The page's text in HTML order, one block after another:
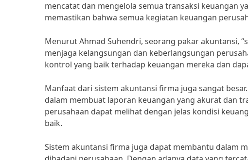
mencatat dan mengelola semua transaksi keuangan
memastikan bahwa semua kegiatan keuangan
Menurut Ahmad Suhendri, seorang pakar akuntansi,
menjaga kelangsungan dan keberlangsungan
kontrol yang baik terhadap keuangan mereka dan
Manfaat dari sistem akuntansi firma juga sangat
dalam membuat laporan keuangan yang akurat dan
perusahaan dapat melihat dengan jelas kondisi
baik.
Sistem akuntansi firma juga dapat membantu dalam